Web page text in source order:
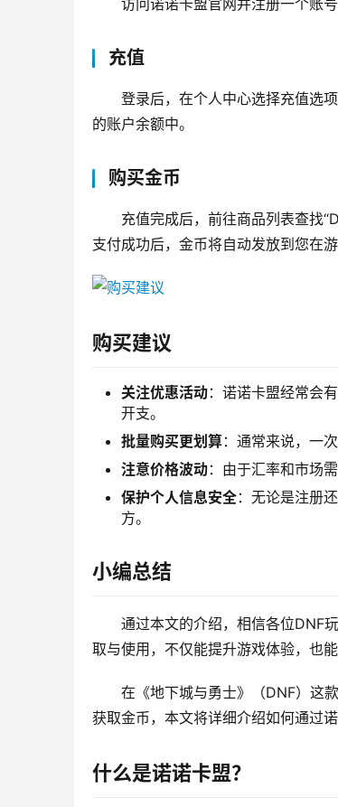
访问诺诺卡盟官网并注册一个账
充值
登录后，在个人中心选择充值选
的账户余额中。
购买金币
充值完成后，前往商品列表查找
支付成功后，金币将自动发放到您在游
购买建议
关注优惠活动：诺诺卡盟经常会
开支。
批量购买更划算：通常来说，一
注意价格波动：由于汇率和市场
保护个人信息安全：无论是注册
方。
小编总结
通过本文的介绍，相信各位DNF
取与使用，不仅能提升游戏体验，也
在《地下城与勇士》（DNF）这
获取金币，本文将详细介绍如何通过
什么是诺诺卡盟？